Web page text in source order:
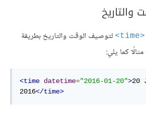
والتاريخ
<time>
لتوصيف الوقت والتاريخ بطريقة
كما يلي:
<time datetime="2016-01-20">20
2016</time>